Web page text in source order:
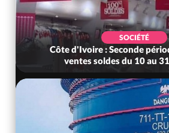
SOCIÉTÉ
Côte d'Ivoire : Seconde
ventes soldes du 10 au